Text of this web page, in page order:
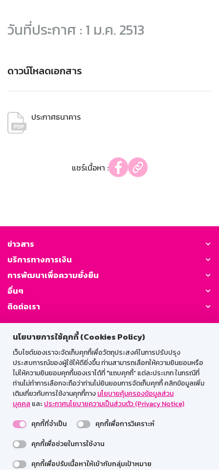
นโยบายการใช้คุกกี้ (Cookies Policy)
เว็บไซต์ของเราจะจัดเก็บคุกกี้เพื่อวัตถุประสงค์ในการปรับปรุง
ประสบการณ์ของผู้ใช้ให้ดียิ่งขึ้น ท่านสามารถเลือกให้ความยินยอมหรือ
ไม่ให้ความยินยอมคุกกี้ของเราได้ที่ "แถบคุกกี้” แต่ละประเภท ในกรณีที่
ท่านไม่ทำการเลือกจะถือว่าท่านไม่ยินยอมการจัดเก็บคุกกี้ คลิกข้อมูลเพิ่ม
เติมเกี่ยวกับการใช้งานคุกกี้ทางนโยบายคุ้มครองข้อมูลส่วน
บุคคล และประกาศนโยบายความเป็นส่วนตัว (Privacy Notice)
คุกกี้ที่จำเป็น
คุกกี้เพื่อการวิเคราะห์
คุกกี้เพื่อช่วยในการใช้งาน
คุกกี้เพื่อปรับเนื้อหาให้เข้ากับกลุ่มเป้าหมาย
วันที่ประกาศ : 1 ม.ค. 2513
ดาวน์โหลดเอกสาร
ประกาศธนาคาร
แชร์เนื้อหา :
ข่าวสาร
บริการทางการเงิน
การพัฒนาเพื่อความยั่งยืน
อื่นๆ
ติดต่อเรา
GSB Society:
สำหรับพนักงาน
Web HR
GSB Wisdom
M-Search
เข้าสู่ระบบเน็ตเมล
รองรับการใช้งานได้ดีบนเว็บบราวเซอร์